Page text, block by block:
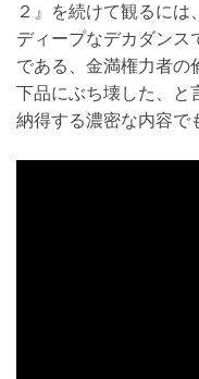
２』を続けて観るに
ディープなデカダンス
である、金満権力者の
下品にぶち壊した、と
納得する濃密な内容で